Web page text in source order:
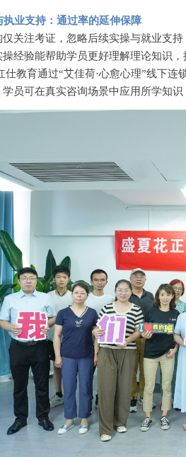
执业支持：通过率的延伸保障
仅关注考证，忽略后续实操与就业支持
经验能帮助学员更好理解理论知识
仕教育通过“艾佳荷·心愈心理”线下连
员可在真实咨询场景中应用所学知